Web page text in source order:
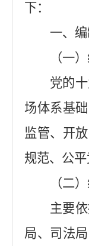
下：
一、
（一
党的
场体系基
监管、开
规范、公平
（二
主要
局、司法